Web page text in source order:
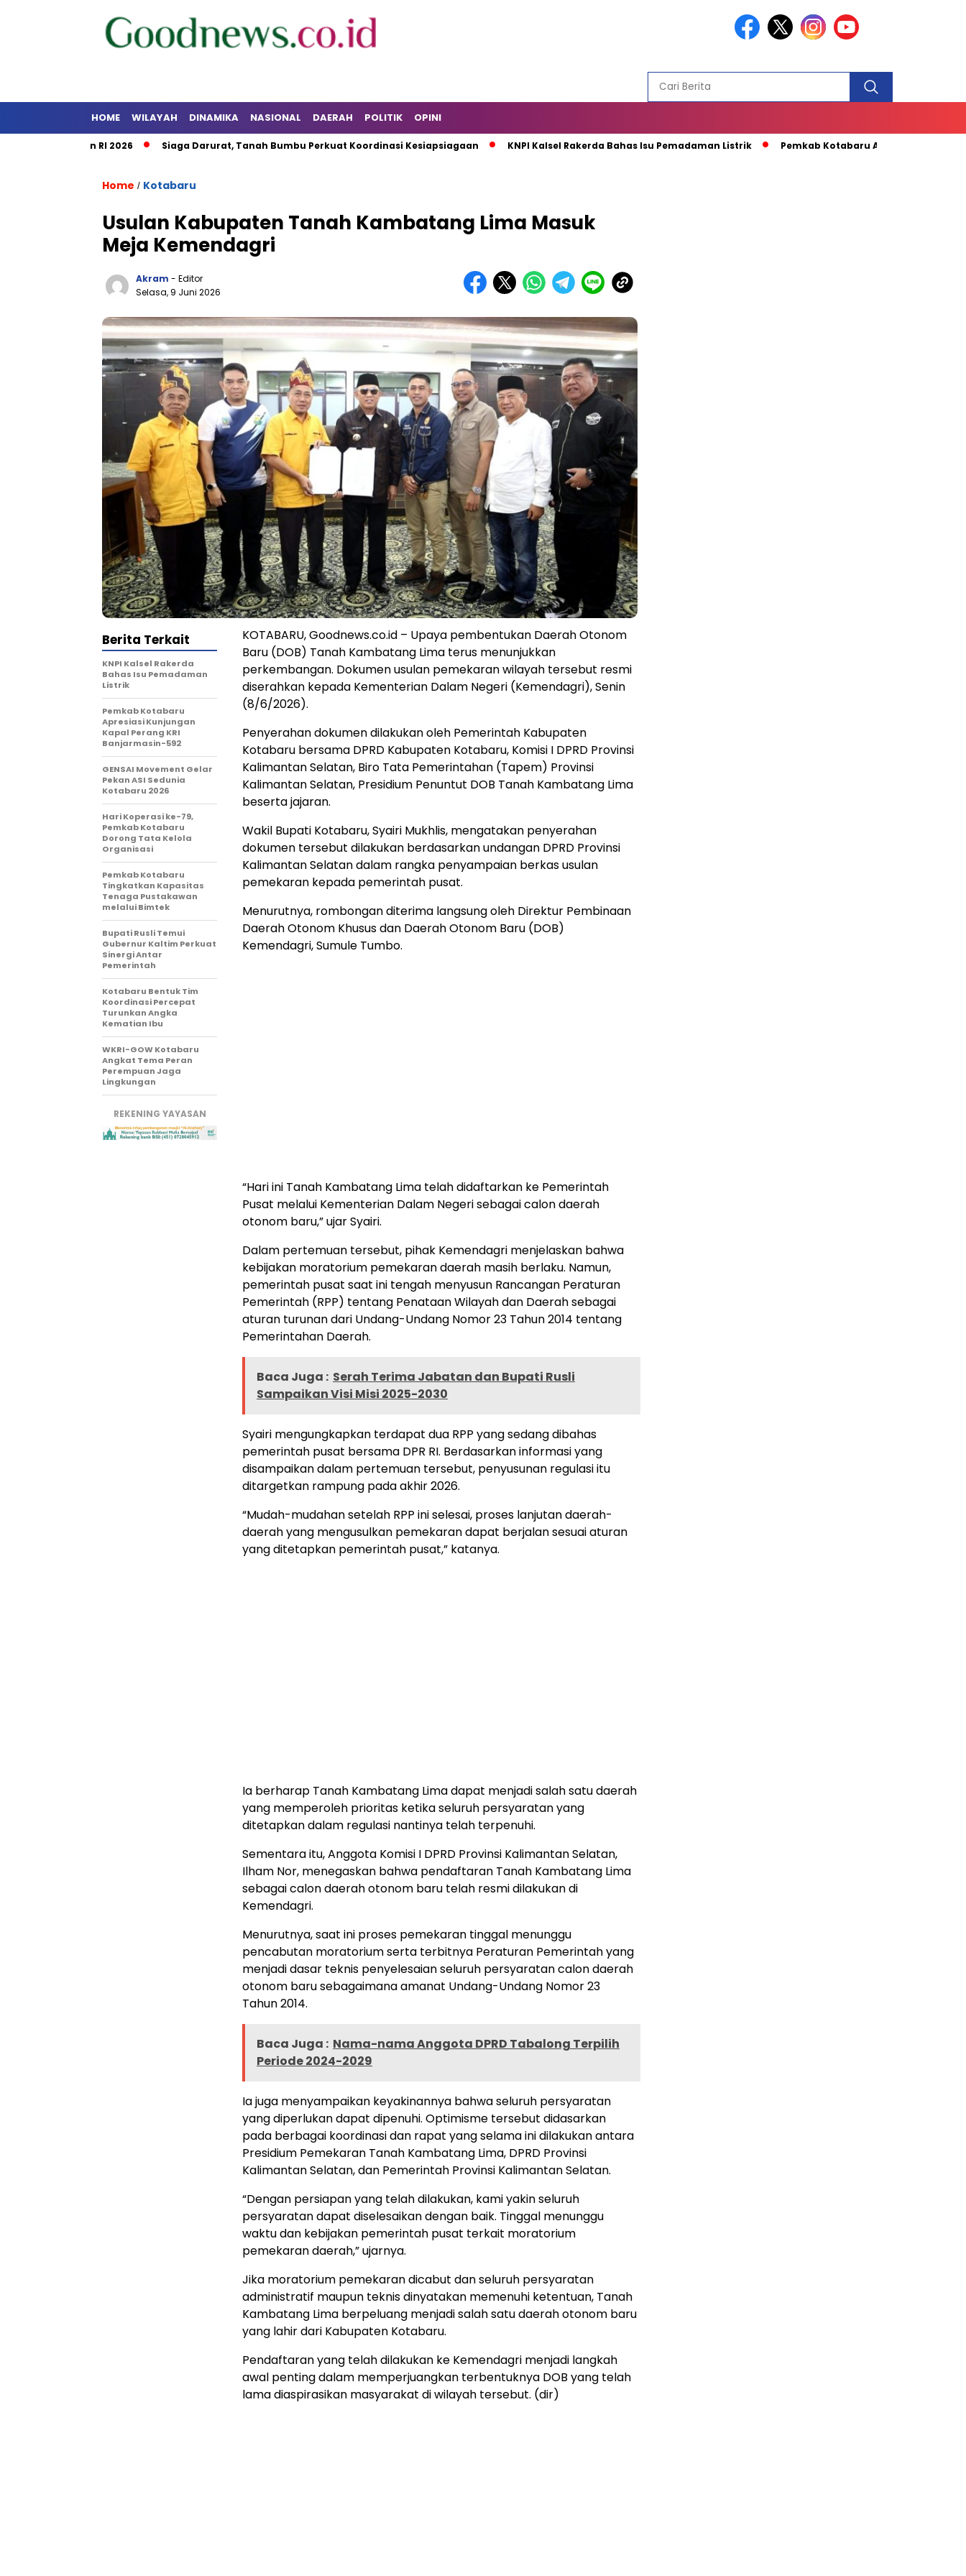
HOME WILAYAH DINAMIKA NASIONAL DAERAH POLITIK OPINI
dan RI 2026 Siaga Darurat, Tanah Bumbu Perkuat Koordinasi Kesiapsiagaan KNPI Kalsel Rakerda Bahas Isu Pemadaman Listrik Pemkab Kotabaru Apresiasi Kunjungan
Home / Kotabaru
Usulan Kabupaten Tanah Kambatang Lima Masuk
Meja Kemendagri
Akram - Editor
Selasa, 9 Juni 2026
KOTABARU, Goodnews.co.id – Upaya pembentukan Daerah Otonom
Baru (DOB) Tanah Kambatang Lima terus menunjukkan
perkembangan. Dokumen usulan pemekaran wilayah tersebut resmi
diserahkan kepada Kementerian Dalam Negeri (Kemendagri), Senin
(8/6/2026).
Penyerahan dokumen dilakukan oleh Pemerintah Kabupaten
Kotabaru bersama DPRD Kabupaten Kotabaru, Komisi I DPRD Provinsi
Kalimantan Selatan, Biro Tata Pemerintahan (Tapem) Provinsi
Kalimantan Selatan, Presidium Penuntut DOB Tanah Kambatang Lima
beserta jajaran.
Wakil Bupati Kotabaru, Syairi Mukhlis, mengatakan penyerahan
dokumen tersebut dilakukan berdasarkan undangan DPRD Provinsi
Kalimantan Selatan dalam rangka penyampaian berkas usulan
pemekaran kepada pemerintah pusat.
Menurutnya, rombongan diterima langsung oleh Direktur Pembinaan
Daerah Otonom Khusus dan Daerah Otonom Baru (DOB)
Kemendagri, Sumule Tumbo.
“Hari ini Tanah Kambatang Lima telah didaftarkan ke Pemerintah
Pusat melalui Kementerian Dalam Negeri sebagai calon daerah
otonom baru,” ujar Syairi.
Dalam pertemuan tersebut, pihak Kemendagri menjelaskan bahwa
kebijakan moratorium pemekaran daerah masih berlaku. Namun,
pemerintah pusat saat ini tengah menyusun Rancangan Peraturan
Pemerintah (RPP) tentang Penataan Wilayah dan Daerah sebagai
aturan turunan dari Undang-Undang Nomor 23 Tahun 2014 tentang
Pemerintahan Daerah.
Baca Juga : Serah Terima Jabatan dan Bupati Rusli
Sampaikan Visi Misi 2025-2030
Syairi mengungkapkan terdapat dua RPP yang sedang dibahas
pemerintah pusat bersama DPR RI. Berdasarkan informasi yang
disampaikan dalam pertemuan tersebut, penyusunan regulasi itu
ditargetkan rampung pada akhir 2026.
“Mudah-mudahan setelah RPP ini selesai, proses lanjutan daerah-
daerah yang mengusulkan pemekaran dapat berjalan sesuai aturan
yang ditetapkan pemerintah pusat,” katanya.
Ia berharap Tanah Kambatang Lima dapat menjadi salah satu daerah
yang memperoleh prioritas ketika seluruh persyaratan yang
ditetapkan dalam regulasi nantinya telah terpenuhi.
Sementara itu, Anggota Komisi I DPRD Provinsi Kalimantan Selatan,
Ilham Nor, menegaskan bahwa pendaftaran Tanah Kambatang Lima
sebagai calon daerah otonom baru telah resmi dilakukan di
Kemendagri.
Menurutnya, saat ini proses pemekaran tinggal menunggu
pencabutan moratorium serta terbitnya Peraturan Pemerintah yang
menjadi dasar teknis penyelesaian seluruh persyaratan calon daerah
otonom baru sebagaimana amanat Undang-Undang Nomor 23
Tahun 2014.
Baca Juga : Nama-nama Anggota DPRD Tabalong Terpilih
Periode 2024-2029
Ia juga menyampaikan keyakinannya bahwa seluruh persyaratan
yang diperlukan dapat dipenuhi. Optimisme tersebut didasarkan
pada berbagai koordinasi dan rapat yang selama ini dilakukan antara
Presidium Pemekaran Tanah Kambatang Lima, DPRD Provinsi
Kalimantan Selatan, dan Pemerintah Provinsi Kalimantan Selatan.
“Dengan persiapan yang telah dilakukan, kami yakin seluruh
persyaratan dapat diselesaikan dengan baik. Tinggal menunggu
waktu dan kebijakan pemerintah pusat terkait moratorium
pemekaran daerah,” ujarnya.
Jika moratorium pemekaran dicabut dan seluruh persyaratan
administratif maupun teknis dinyatakan memenuhi ketentuan, Tanah
Kambatang Lima berpeluang menjadi salah satu daerah otonom baru
yang lahir dari Kabupaten Kotabaru.
Pendaftaran yang telah dilakukan ke Kemendagri menjadi langkah
awal penting dalam memperjuangkan terbentuknya DOB yang telah
lama diaspirasikan masyarakat di wilayah tersebut. (dir)
Berita Terkait
KNPI Kalsel Rakerda
Bahas Isu Pemadaman
Listrik
Pemkab Kotabaru
Apresiasi Kunjungan
Kapal Perang KRI
Banjarmasin-592
GENSAI Movement Gelar
Pekan ASI Sedunia
Kotabaru 2026
Hari Koperasi ke-79,
Pemkab Kotabaru
Dorong Tata Kelola
Organisasi
Pemkab Kotabaru
Tingkatkan Kapasitas
Tenaga Pustakawan
melalui Bimtek
Bupati Rusli Temui
Gubernur Kaltim Perkuat
Sinergi Antar
Pemerintah
Kotabaru Bentuk Tim
Koordinasi Percepat
Turunkan Angka
Kematian Ibu
WKRI-GOW Kotabaru
Angkat Tema Peran
Perempuan Jaga
Lingkungan
REKENING YAYASAN